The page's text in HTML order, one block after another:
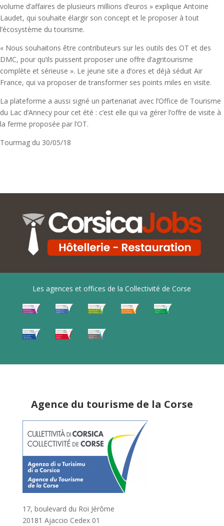
volume d’affaires de plusieurs millions d’euros » explique Antoine
Laudet, qui souhaite élargir son concept et le proposer à tout
l’écosystème du tourisme.
« Nous souhaitons être contributeurs sur les outils des OT et des
DMC, pour qu’ils puissent proposer une offre d’agritourisme
complète et sérieuse ». Le jeune site a d’ores et déjà séduit Air
France, qui va proposer de transformer ses points miles en visite.
La plateforme a aussi signé un partenariat avec l’Office de Tourisme
du Lac d’Annecy pour cet été : c’est elle qui va gérer l’offre de visite à
la ferme proposée par l’OT.
Tourmag du 30/05/18
Les agences et offices de la Collectivité de Corse
Agence du tourisme de la Corse
17, boulevard du Roi Jérôme
20181 Ajaccio Cedex 01